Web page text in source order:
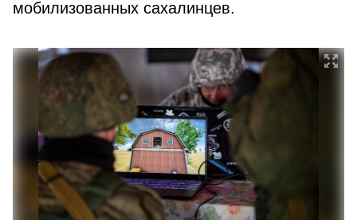
мобилизованных сахалинцев.